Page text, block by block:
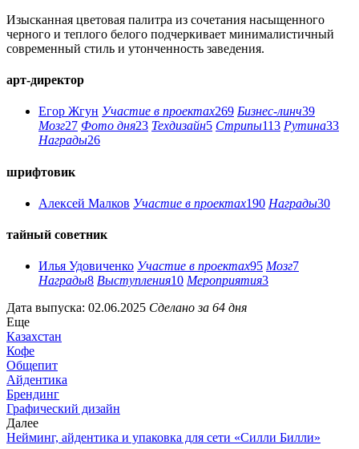
Изысканная цветовая палитра из сочетания насыщенного
черного и теплого белого подчеркивает минималистичный
современный стиль и утонченность заведения.
арт-директор
Егор Жгун Участие в проектах269 Бизнес-линч39
Мозг27 Фото дня23 Техдизайн5 Стрипы113 Рутина33
Награды26
шрифтовик
Алексей Малков Участие в проектах190 Награды30
тайный советник
Илья Удовиченко Участие в проектах95 Мозг7
Награды8 Выступления10 Мероприятия3
Дата выпуска: 02.06.2025 Сделано за 64 дня
Еще
Казахстан
Кофе
Общепит
Айдентика
Брендинг
Графический дизайн
Далее
Нейминг, айдентика и упаковка для сети «Силли Билли»